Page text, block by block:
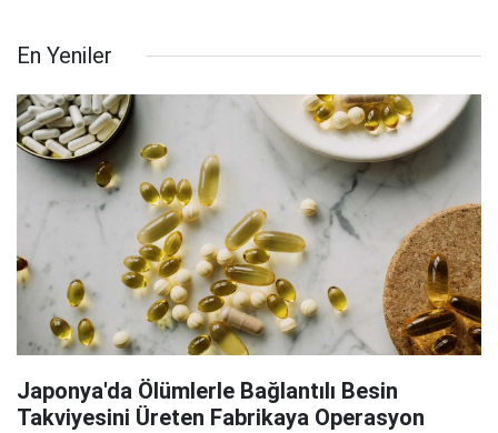
En Yeniler
Japonya'da Ölümlerle Bağlantılı Besin
Takviyesini Üreten Fabrikaya Operasyon